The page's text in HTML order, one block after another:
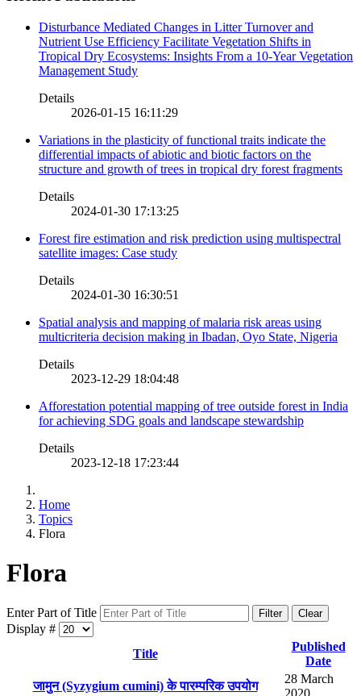
Disturbance Mediated Changes in Litter Turnover and
Nutrient Use Efficiency Facilitate Vegetation Shifts in
Tropical Dry Ecosystems: Insights From a 10-Year Vegetation
Management Study
Details
2026-01-15 16:11:29
Variations in the plasticity of functional traits indicate the
differential impacts of abiotic and biotic factors on the
structure and growth of trees in tropical dry forest fragments
Details
2024-01-30 17:13:25
Forest fire estimation and risk prediction using multispectral
satellite images: Case study
Details
2024-01-30 16:30:51
Spatial analysis and mapping of malaria risk areas using
multicriteria decision making in Ibadan, Oyo State, Nigeria
Details
2023-12-29 18:04:48
Afforestation potential mapping of tree outside forest in India
for achieving SDG goals and landscape stewardship
Details
2023-12-18 17:23:44
Home
Topics
Flora
Flora
Enter Part of Title Filter Clear
Display #
Title
Published
Date
जामुन (Syzygium cumini) के पारम्परिक उपयोग
28 March